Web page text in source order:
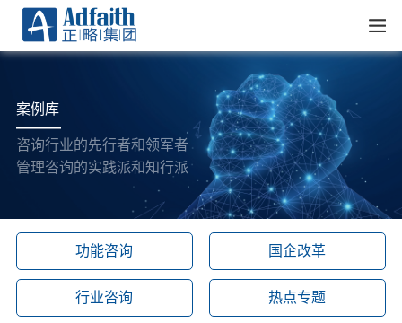
案例库
咨询行业的先行者和领军者
管理咨询的实践派和知行派
功能咨询 国企改革
行业咨询 热点专题